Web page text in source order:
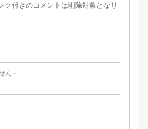
ク付きのコメントは削除対象となり
ん -